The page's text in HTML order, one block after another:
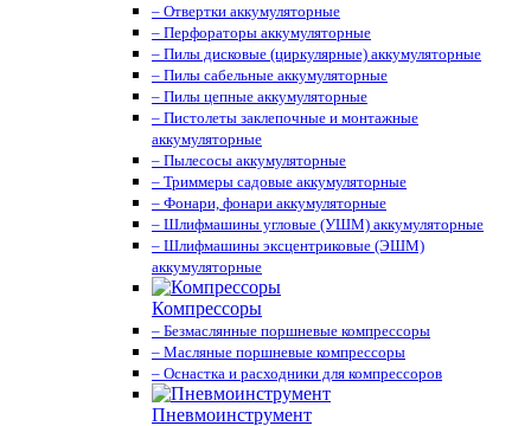
– Отвертки аккумуляторные
– Перфораторы аккумуляторные
– Пилы дисковые (циркулярные) аккумуляторные
– Пилы сабельные аккумуляторные
– Пилы цепные аккумуляторные
– Пистолеты заклепочные и монтажные
аккумуляторные
– Пылесосы аккумуляторные
– Триммеры садовые аккумуляторные
– Фонари, фонари аккумуляторные
– Шлифмашины угловые (УШМ) аккумуляторные
– Шлифмашины эксцентриковые (ЭШМ)
аккумуляторные
Компрессоры
– Безмаслянные поршневые компрессоры
– Масляные поршневые компрессоры
– Оснастка и расходники для компрессоров
Пневмоинструмент